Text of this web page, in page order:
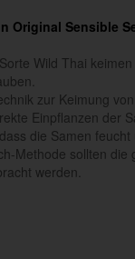
Original Sensible
Wild Thai
zur Keimung
Einpflanzen der
die Samen
Methode sollten
werden.